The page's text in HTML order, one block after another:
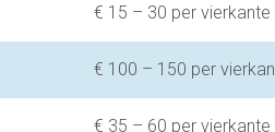
€ 15 – 30 per
€ 100 – 150 per
€ 35 – 60 per